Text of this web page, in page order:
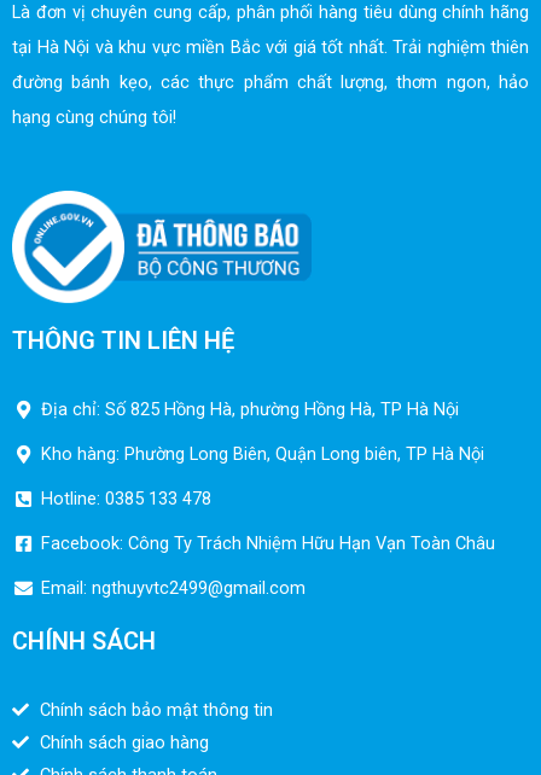
Là đơn vị chuyên cung cấp, phân phối hàng tiêu dùng chính hãng
tại Hà Nội và khu vực miền Bắc với giá tốt nhất. Trải nghiệm thiên
đường bánh kẹo, các thực phẩm chất lượng, thơm ngon, hảo
hạng cùng chúng tôi!
THÔNG TIN LIÊN HỆ
Địa chỉ: Số 825 Hồng Hà, phường Hồng Hà, TP Hà Nội
Kho hàng: Phường Long Biên, Quận Long biên, TP Hà Nội
Hotline: 0385 133 478
Facebook: Công Ty Trách Nhiệm Hữu Hạn Vạn Toàn Châu
Email: ngthuyvtc2499@gmail.com
CHÍNH SÁCH
Chính sách bảo mật thông tin
Chính sách giao hàng